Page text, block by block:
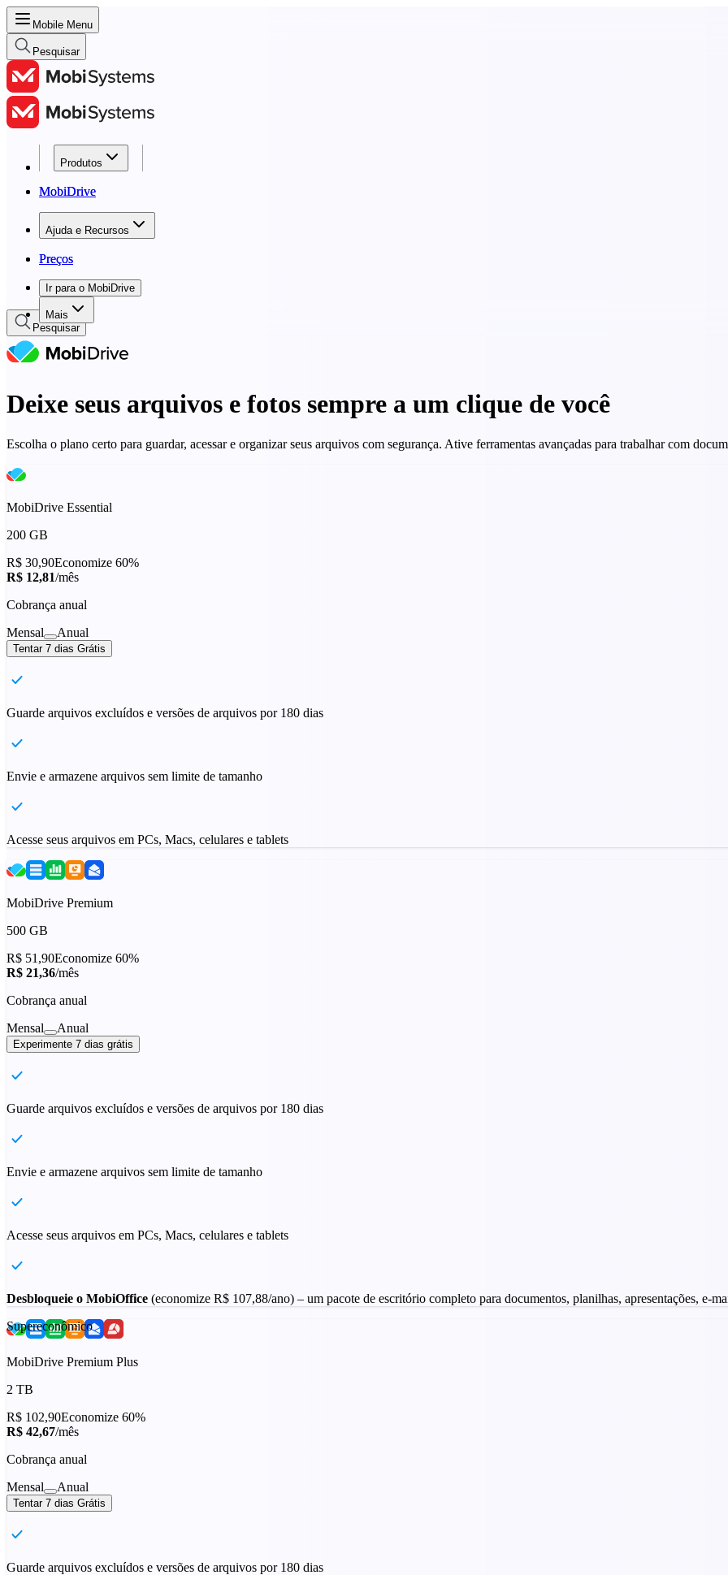
Mobile Menu
Pesquisar
Produtos
MobiDrive
Ajuda e Recursos
Preços
Ir para o MobiDrive
Mais
Produtos
MobiDrive
Ajuda e Recursos
Preços
Ir para o MobiDrive
Pesquisar
Deixe seus arquivos e fotos sempre a um clique de você
Escolha o plano certo para guardar, acessar e organizar seus arquivos com segurança. Ative ferramentas avançadas para trabalhar com
MobiDrive Essential
200 GB
R$ 30,90Economize 60%
R$ 12,81/mês
Cobrança anual
Mensal
Anual
Tentar 7 dias Grátis
Guarde arquivos excluídos e versões de arquivos por 180 dias
Envie e armazene arquivos sem limite de tamanho
Acesse seus arquivos em PCs, Macs, celulares e tablets
MobiDrive Premium
500 GB
R$ 51,90Economize 60%
R$ 21,36/mês
Cobrança anual
Mensal
Anual
Experimente 7 dias grátis
Guarde arquivos excluídos e versões de arquivos por 180 dias
Envie e armazene arquivos sem limite de tamanho
Acesse seus arquivos em PCs, Macs, celulares e tablets
Desbloqueie o MobiOffice (economize R$ 107,88/ano) – um pacote de escritório completo para documentos, planilhas, apresentações, e-
Supereconômico
MobiDrive Premium Plus
2 TB
R$ 102,90Economize 60%
R$ 42,67/mês
Cobrança anual
Mensal
Anual
Tentar 7 dias Grátis
Guarde arquivos excluídos e versões de arquivos por 180 dias